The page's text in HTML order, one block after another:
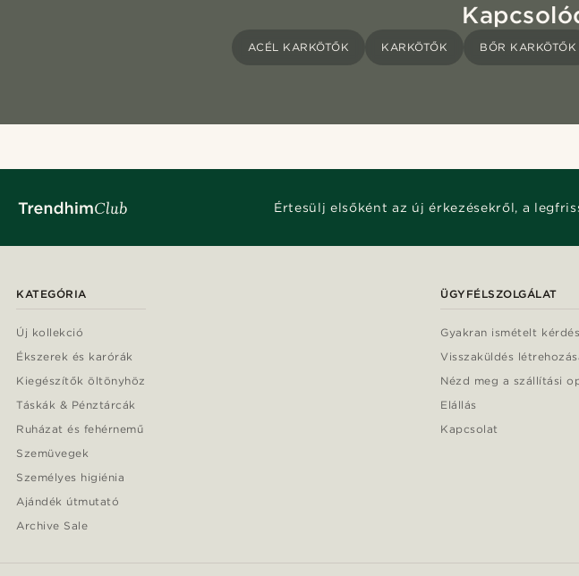
ACÉL KARKÖTŐK KARKÖTŐK BŐR KARKÖTŐK
Értesülj elsőként az új érkezésekről, a
KATEGÓRIA
Új kollekció
Ékszerek és karórák
Kiegészítők öltönyhöz
Táskák & Pénztárcák
Ruházat és fehérnemű
Szemüvegek
Személyes higiénia
Ajándék útmutató
Archive Sale
ÜGYFÉLSZOLGÁLAT
Gyakran ismételt
Visszaküldés
Nézd meg a szállítási
Elállás
Kapcsolat